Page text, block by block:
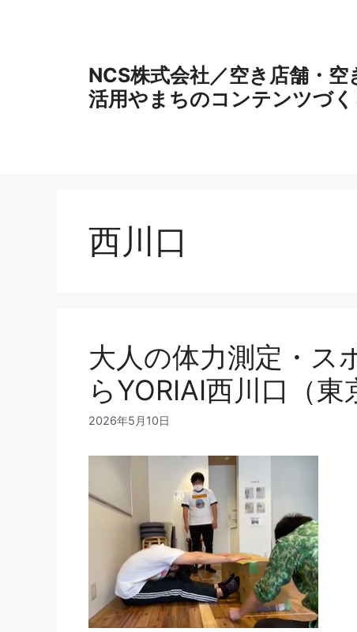
NCS株式会社／空き店舗・空
活用やまちのコンテンツづ
西川口
大人の体力測定・ス
らYORIAI西川口（東
2026年5月10日